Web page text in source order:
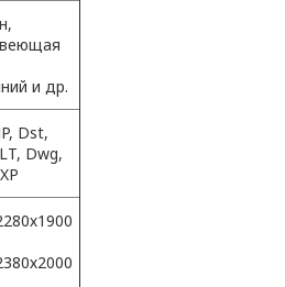
и др.
Dst,
Dwg,